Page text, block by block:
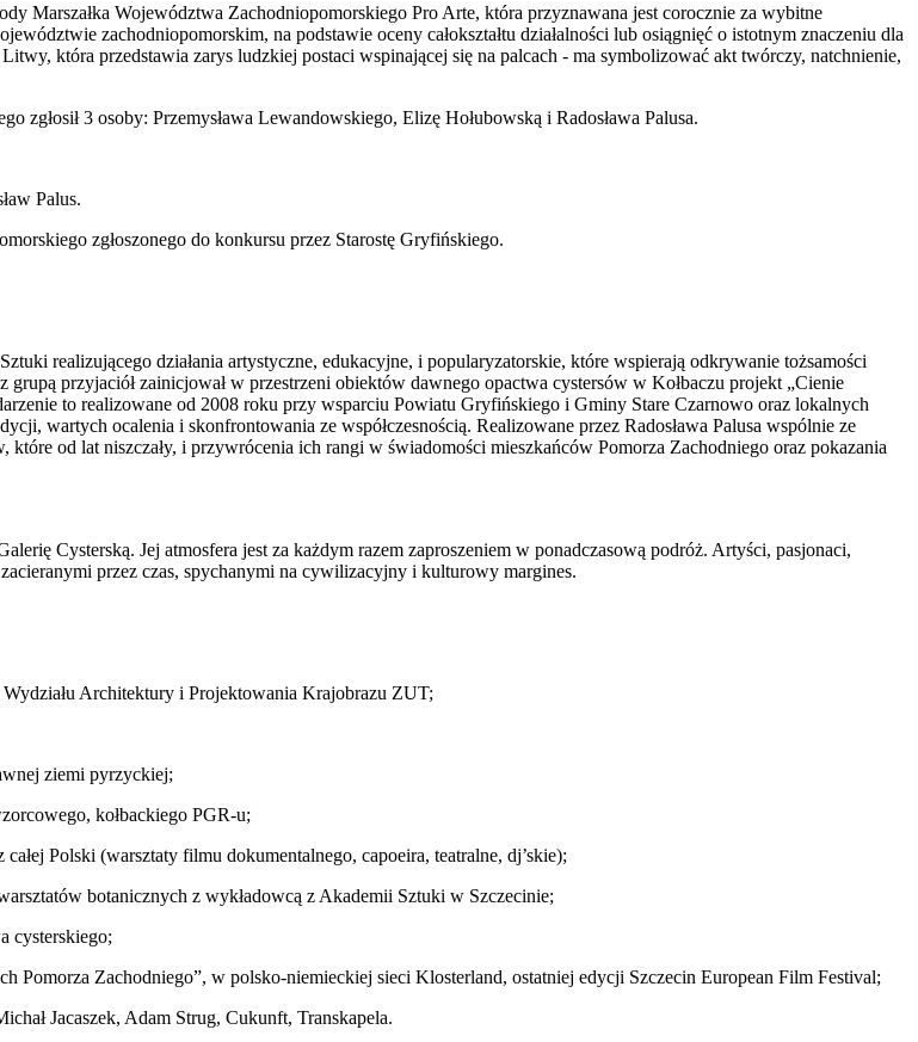
Marszałka Województwa Zachodniopomorskiego Pro Arte, która przyznawana jest corocznie za wybitne
zachodniopomorskim, na podstawie oceny całokształtu działalności lub osiągnięć o istotnym znaczeniu dla
która przedstawia zarys ludzkiej postaci wspinającej się na palcach - ma symbolizować akt twórczy, natchnienie,
3 osoby: Przemysława Lewandowskiego, Elizę Hołubowską i Radosława Palusa.
Palus.
zgłoszonego do konkursu przez Starostę Gryfińskiego.
realizującego działania artystyczne, edukacyjne, i popularyzatorskie, które wspierają odkrywanie tożsamości
przyjaciół zainicjował w przestrzeni obiektów dawnego opactwa cystersów w Kołbaczu projekt „Cienie
to realizowane od 2008 roku przy wsparciu Powiatu Gryfińskiego i Gminy Stare Czarnowo oraz lokalnych
wartych ocalenia i skonfrontowania ze współczesnością. Realizowane przez Radosława Palusa wspólnie ze
od lat niszczały, i przywrócenia ich rangi w świadomości mieszkańców Pomorza Zachodniego oraz pokazania
Cysterską. Jej atmosfera jest za każdym razem zaproszeniem w ponadczasową podróż. Artyści, pasjonaci,
przez czas, spychanymi na cywilizacyjny i kulturowy margines.
Architektury i Projektowania Krajobrazu ZUT;
ziemi pyrzyckiej;
kołbackiego PGR-u;
Polski (warsztaty filmu dokumentalnego, capoeira, teatralne, dj’skie);
botanicznych z wykładowcą z Akademii Sztuki w Szczecinie;
cysterskiego;
Zachodniego”, w polsko-niemieckiej sieci Klosterland, ostatniej edycji Szczecin European Film Festival;
Jacaszek, Adam Strug, Cukunft, Transkapela.